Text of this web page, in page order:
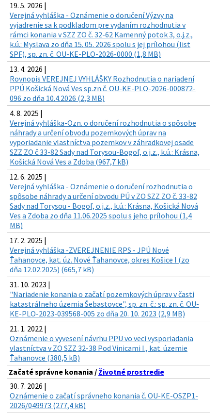
19. 5. 2026 |
Verejná vyhláška - Oznámenie o doručení Výzvy na
vyjadrenie sa k podkladom pre vydaním rozhodnutia v
rámci konania v SZZ ZO č. 32-62 Kamenný potok 3, o.j.z.,
k.ú.: Myslava zo dňa 15. 05. 2026 spolu s jej prílohou (list
SPF), sp. zn. č. OU-KE-PLO-2026-0000 (1,8 MB)
13. 4. 2026 |
Rovnopis VEREJNEJ VYHLÁŠKY Rozhodnutia o nariadení
PPÚ Košická Nová Ves sp.zn.č. OU-KE-PLO-2026-000872-
096 zo dňa 10.4.2026 (2,3 MB)
4. 8. 2025 |
Verejná vyhláška-Ozn. o doručení rozhodnutia o spôsobe
náhrady a určení obvodu pozemkových úprav na
vyporiadanie vlastníctva pozemkov v záhradkovej osade
SZZ ZO č.33-82 Sady nad Torysou-Bogoľ, o.j.z., k.ú.: Krásna,
Košická Nová Ves a Zdoba (967,7 kB)
12. 6. 2025 |
Verejná vyhláška - Oznámenie o doručení rozhodnutia o
spôsobe náhrady a určení obvodu PÚ v ZO SZZ ZO č. 33-82
Sady nad Torysou - Bogoľ, o.j.z., k.ú.: Krásna, Košická Nová
Ves a Zdoba zo dňa 11.06.2025 spolu s jeho prílohou (1,4
MB)
17. 2. 2025 |
Verejná vyhláška -ZVEREJNENIE RPS - JPÚ Nové
Ťahanovce, kat. úz. Nové Ťahanovce, okres Košice I (zo
dňa 12.02.2025) (665,7 kB)
31. 10. 2023 |
"Nariadenie konania o začatí pozemkových úprav v časti
katastrálneho územia Šebastovce", sp. zn. č.: sp. zn. č. OU-
KE-PLO-2023-039568-005 zo dňa 20. 10. 2023 (2,9 MB)
21. 1. 2022 |
Oznámenie o vyvesení návrhu PPU vo veci vysporiadania
vlastníctva v ZO SZZ 32-38 Pod Vinicami I., kat. územie
Ťahanovce (380,5 kB)
Začaté správne konania / Životné prostredie
30. 7. 2026 |
Oznámenie o začatí správneho konania č. OU-KE-OSZP1-
2026/049973 (277,4 kB)